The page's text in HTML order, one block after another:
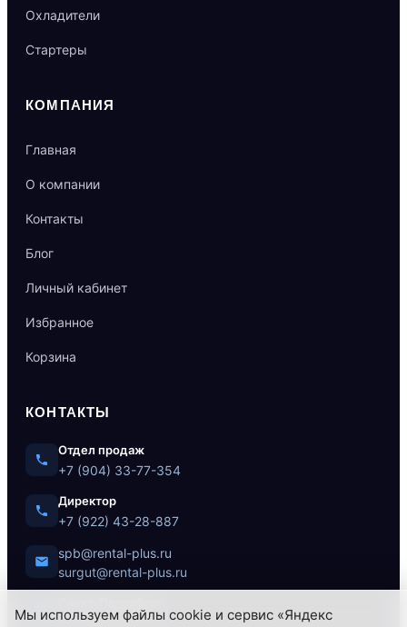
Охладители
Стартеры
КОМПАНИЯ
Главная
О компании
Контакты
Блог
Личный кабинет
Избранное
Корзина
КОНТАКТЫ
Отдел продаж
+7 (904) 33-77-354
Директор
+7 (922) 43-28-887
spb@rental-plus.ru
surgut@rental-plus.ru
ул. Литовская, 10
Мы используем файлы cookie и сервис «Яндекс